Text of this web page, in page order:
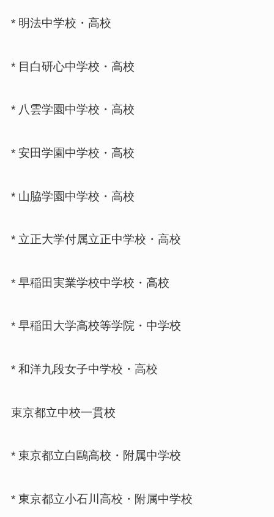
* 明法中学校・高校
* 目白研心中学校・高校
* 八雲学園中学校・高校
* 安田学園中学校・高校
* 山脇学園中学校・高校
* 立正大学付属立正中学校・高校
* 早稲田実業学校中学校・高校
* 早稲田大学高校等学院・中学校
* 和洋九段女子中学校・高校
東京都立中校一貫校
* 東京都立白鷗高校・附属中学校
* 東京都立小石川高校・附属中学校